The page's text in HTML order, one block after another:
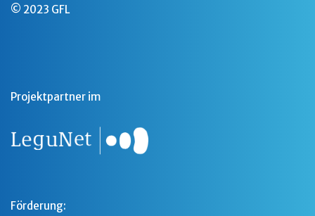
© 2023 GFL
Projektpartner im
Förderung: